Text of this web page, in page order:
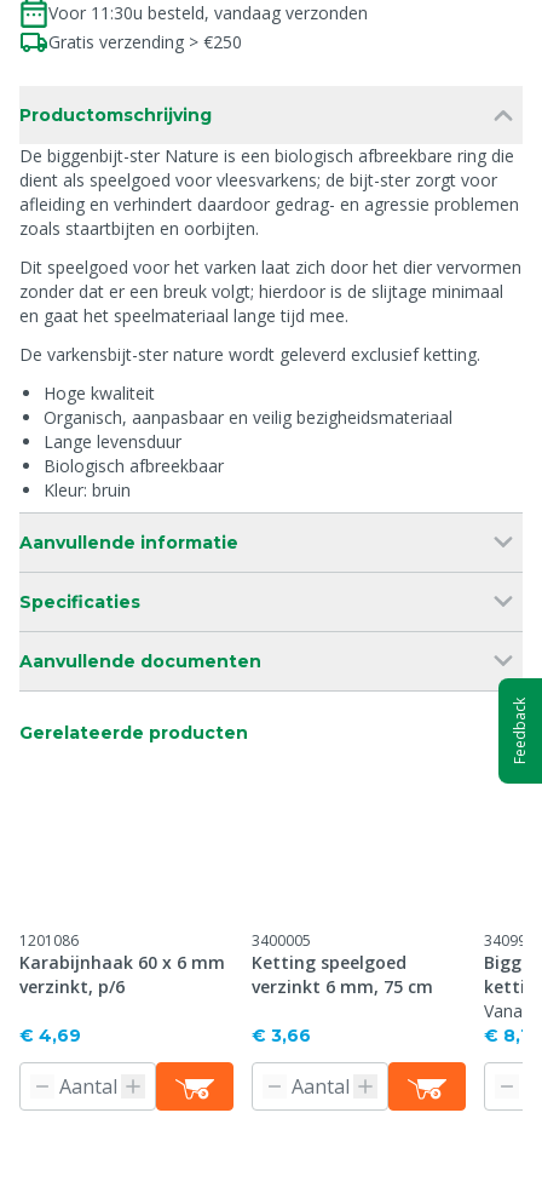
Voor 11:30u besteld, vandaag verzonden
Gratis verzending > €250
Productomschrijving
De biggenbijt-ster Nature is een biologisch afbreekbare ring die
dient als speelgoed voor vleesvarkens; de bijt-ster zorgt voor
afleiding en verhindert daardoor gedrag- en agressie problemen
zoals staartbijten en oorbijten.
Dit speelgoed voor het varken laat zich door het dier vervormen
zonder dat er een breuk volgt; hierdoor is de slijtage minimaal
en gaat het speelmateriaal lange tijd mee.
De varkensbijt-ster nature wordt geleverd exclusief ketting.
Hoge kwaliteit
Organisch, aanpasbaar en veilig bezigheidsmateriaal
Lange levensduur
Biologisch afbreekbaar
Kleur: bruin
Aanvullende informatie
Specificaties
Aanvullende documenten
Gerelateerde producten
1201086
Karabijnhaak 60 x 6 mm
verzinkt, p/6
€ 4,69
3400005
Ketting speelgoed
verzinkt 6 mm, 75 cm
€ 3,66
3409916
Vanaf
€ 8,15
Feedback